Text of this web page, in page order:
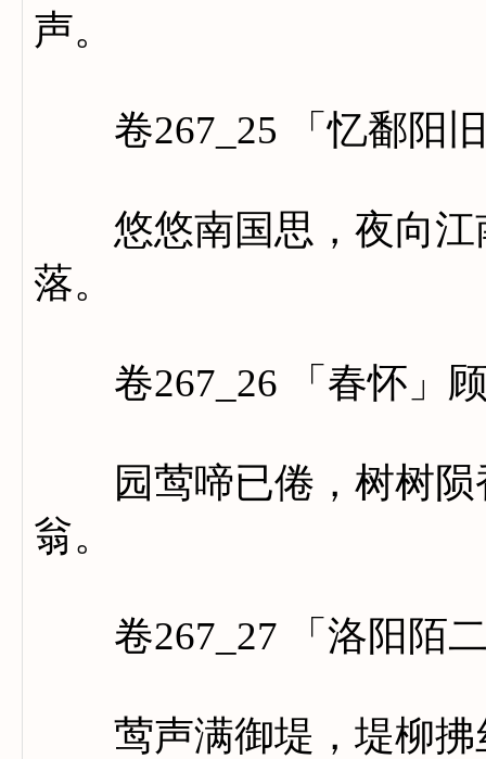
声。
卷267_25 「忆鄱阳
悠悠南国思，夜向江
落。
卷267_26 「春怀」
园莺啼已倦，树树陨
翁。
卷267_27 「洛阳陌
莺声满御堤，堤柳拂